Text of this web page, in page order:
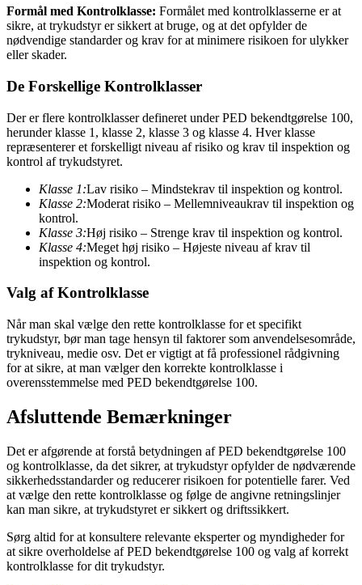
Formål med Kontrolklasse: Formålet med kontrolklasserne er at
sikre, at trykudstyr er sikkert at bruge, og at det opfylder de
nødvendige standarder og krav for at minimere risikoen for ulykker
eller skader.
De Forskellige Kontrolklasser
Der er flere kontrolklasser defineret under PED bekendtgørelse 100,
herunder klasse 1, klasse 2, klasse 3 og klasse 4. Hver klasse
repræsenterer et forskelligt niveau af risiko og krav til inspektion og
kontrol af trykudstyret.
Klasse 1:Lav risiko – Mindstekrav til inspektion og kontrol.
Klasse 2:Moderat risiko – Mellemniveaukrav til inspektion og
kontrol.
Klasse 3:Høj risiko – Strenge krav til inspektion og kontrol.
Klasse 4:Meget høj risiko – Højeste niveau af krav til
inspektion og kontrol.
Valg af Kontrolklasse
Når man skal vælge den rette kontrolklasse for et specifikt
trykudstyr, bør man tage hensyn til faktorer som anvendelsesområde,
trykniveau, medie osv. Det er vigtigt at få professionel rådgivning
for at sikre, at man vælger den korrekte kontrolklasse i
overensstemmelse med PED bekendtgørelse 100.
Afsluttende Bemærkninger
Det er afgørende at forstå betydningen af PED bekendtgørelse 100
og kontrolklasse, da det sikrer, at trykudstyr opfylder de nødværende
sikkerhedsstandarder og reducerer risikoen for potentielle farer. Ved
at vælge den rette kontrolklasse og følge de angivne retningslinjer
kan man sikre, at trykudstyret er sikkert og driftssikkert.
Sørg altid for at konsultere relevante eksperter og myndigheder for
at sikre overholdelse af PED bekendtgørelse 100 og valg af korrekt
kontrolklasse for dit trykudstyr.